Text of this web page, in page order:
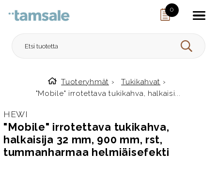
0
HAE
Etusivulle
Tuoteryhmät › Tukikahvat ›
"Mobile" irrotettava tukikahva, halkaisi...
HEWI
"Mobile" irrotettava tukikahva,
halkaisija 32 mm, 900 mm, rst,
tummanharmaa helmiäisefekti